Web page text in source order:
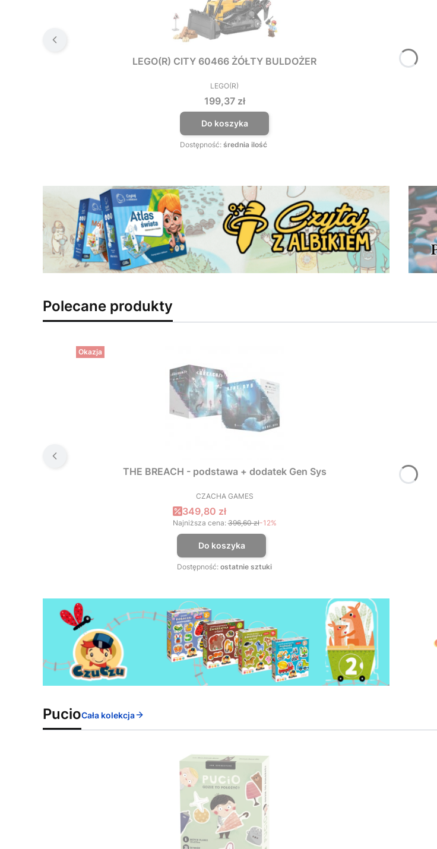
LEGO(R) CITY 60466 ŻÓŁTY BULDOŻER
PRODUCENT
LEGO(R)
Cena
199,37 zł
Do koszyka
Dostępność: średnia ilość
Polecane produkty
Okazja
THE BREACH - podstawa + dodatek Gen Sys
PRODUCENT
CZACHA GAMES
Cena promocyjna
349,80 zł
Najniższa cena: 396,60 zł-12%
Do koszyka
Dostępność: ostatnie sztuki
PucioCała kolekcja